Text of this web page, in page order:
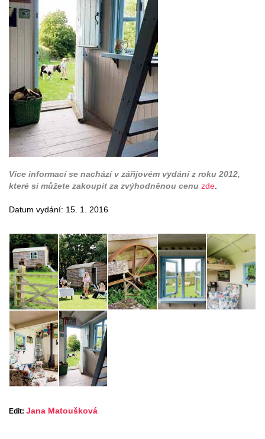
Více informací se nachází v zářijovém vydání z roku 2012,
které si můžete zakoupit za zvýhodněnou cenu zde.
Datum vydání: 15. 1. 2016
Edit: Jana Matoušková